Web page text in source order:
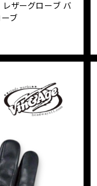
ザーグローブ バ
ブ